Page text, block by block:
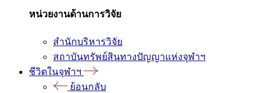
หน่วยงานด้านการวิจัย
สำนักบริหารวิจัย
สถาบันทรัพย์สินทางปัญญาแห่งจุฬาฯ
ชีวิตในจุฬาฯ
ย้อนกลับ